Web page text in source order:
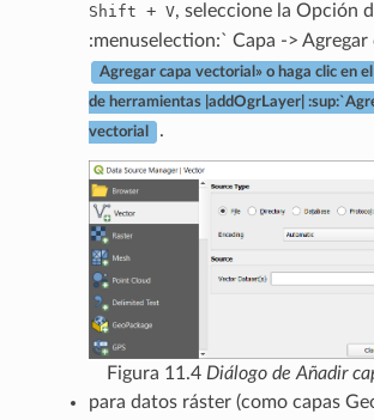
Shift + V, seleccione la Opción
:menuselection:` Capa -> Agregar
Agregar capa vectorial» o haga clic en
de herramientas |addOgrLayer|
vectorial .
Figura 11.4 Diálogo de Añadir
para datos ráster (como capas